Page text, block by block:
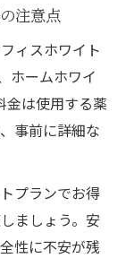
極めるポイ
医院の選
院の特徴
心できる医
注意点
ィスホワイト
ホームホワイ
金は使用する薬
事前に詳細な
プランでお得
ましょう。安
性に不安が残